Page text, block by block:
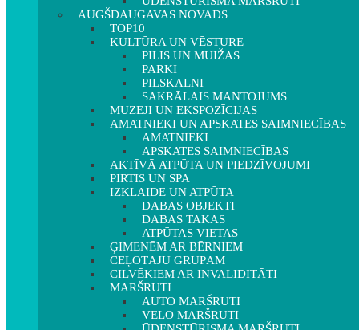
AUGŠDAUGAVAS NOVADS
TOP10
KULTŪRA UN VĒSTURE
PILIS UN MUIŽAS
PARKI
PILSKALNI
SAKRĀLAIS MANTOJUMS
MUZEJI UN EKSPOZĪCIJAS
AMATNIEKI UN APSKATES SAIMNIECĪBAS
AMATNIEKI
APSKATES SAIMNIECĪBAS
AKTĪVĀ ATPŪTA UN PIEDZĪVOJUMI
PIRTIS UN SPA
IZKLAIDE UN ATPŪTA
DABAS OBJEKTI
DABAS TAKAS
ATPŪTAS VIETAS
ĢIMENĒM AR BĒRNIEM
CEĻOTĀJU GRUPĀM
CILVĒKIEM AR INVALIDITĀTI
MARŠRUTI
AUTO MARŠRUTI
VELO MARŠRUTI